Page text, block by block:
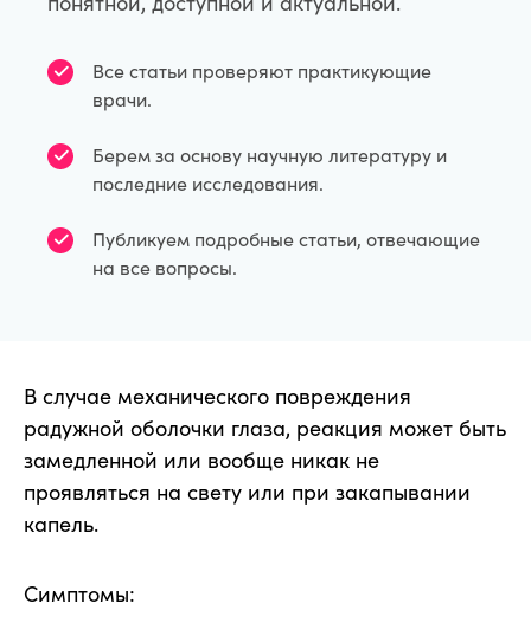
Все статьи проверяют практикующие
врачи.
Берем за основу научную литературу и
последние исследования.
Публикуем подробные статьи, отвечающие
на все вопросы.
В случае механического повреждения
радужной оболочки глаза, реакция может быть
замедленной или вообще никак не
проявляться на свету или при закапывании
капель.
Симптомы: